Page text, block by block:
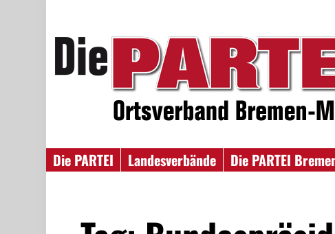
Die PARTEI Landesverbände Die PARTEI